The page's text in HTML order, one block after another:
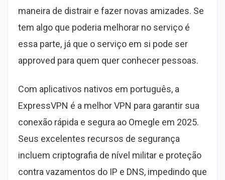
maneira de distrair e fazer novas amizades. Se
tem algo que poderia melhorar no serviço é
essa parte, já que o serviço em si pode ser
approved para quem quer conhecer pessoas.
Com aplicativos nativos em português, a
ExpressVPN é a melhor VPN para garantir sua
conexão rápida e segura ao Omegle em 2025.
Seus excelentes recursos de segurança
incluem criptografia de nível militar e proteção
contra vazamentos do IP e DNS, impedindo que